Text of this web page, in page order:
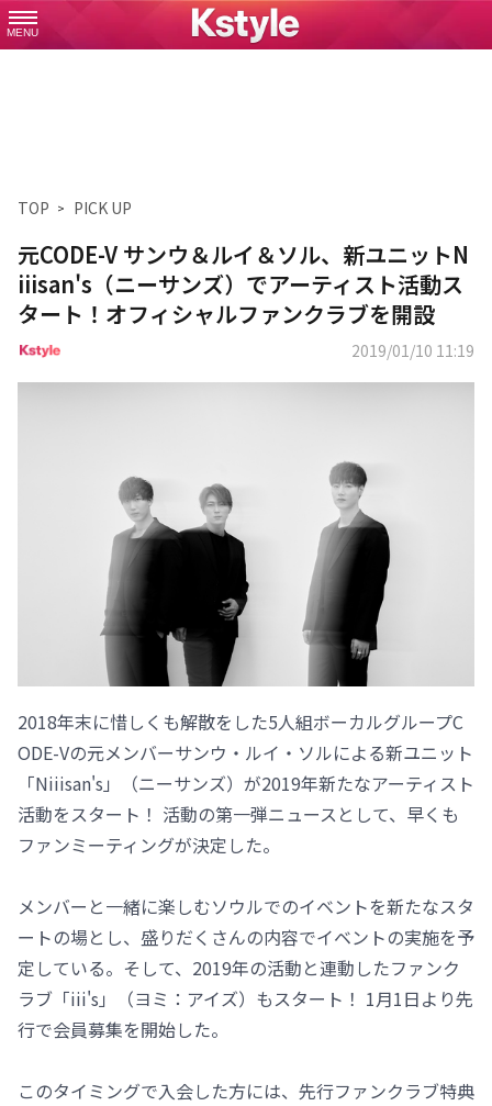
MENU
TOP PICK UP
元CODE-V サンウ＆ルイ＆ソル、新ユニットN
iiisan's（ニーサンズ）でアーティスト活動ス
タート！オフィシャルファンクラブを開設
2019/01/10 11:19
2018年末に惜しくも解散をした5人組ボーカルグループC
ODE-Vの元メンバーサンウ・ルイ・ソルによる新ユニット
「Niiisan's」（ニーサンズ）が2019年新たなアーティスト
活動をスタート！ 活動の第一弾ニュースとして、早くも
ファンミーティングが決定した。
メンバーと一緒に楽しむソウルでのイベントを新たなスタ
ートの場とし、盛りだくさんの内容でイベントの実施を予
定している。そして、2019年の活動と連動したファンク
ラブ「iii's」（ヨミ：アイズ）もスタート！ 1月1日より先
行で会員募集を開始した。
このタイミングで入会した方には、先行ファンクラブ特典